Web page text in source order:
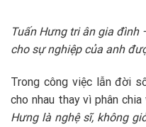
Tuấn Hưng tri ân gia đình
cho sự nghiệp của anh
Trong công việc lẫn đời
cho nhau thay vì phân
Hưng là nghệ sĩ, không